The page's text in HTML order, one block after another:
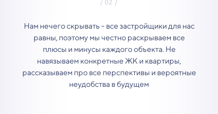
Нам нечего скрывать - все застройщики для нас
равны, поэтому мы честно раскрываем все
плюсы и минусы каждого объекта. Не
навязываем конкретные ЖК и квартиры,
рассказываем про все перспективы и вероятные
неудобства в будущем